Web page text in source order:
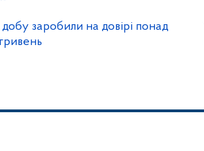
заробили на довірі понад